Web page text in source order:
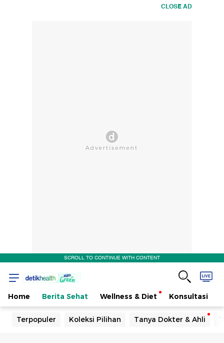
CLOSE AD
SCROLL TO CONTINUE WITH CONTENT
Home Berita Sehat Wellness & Diet Konsultasi
Terpopuler Koleksi Pilihan Tanya Dokter & Ahli